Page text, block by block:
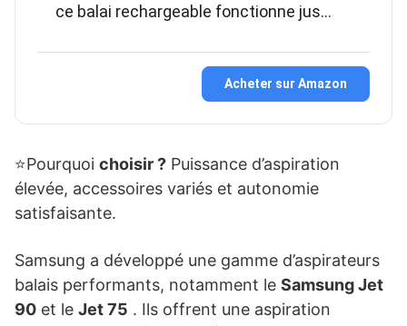
ce balai rechargeable fonctionne jus…
Acheter sur Amazon
⭐Pourquoi choisir ? Puissance d’aspiration
élevée, accessoires variés et autonomie
satisfaisante.
Samsung a développé une gamme d’aspirateurs
balais performants, notamment le Samsung Jet
90 et le Jet 75 . Ils offrent une aspiration